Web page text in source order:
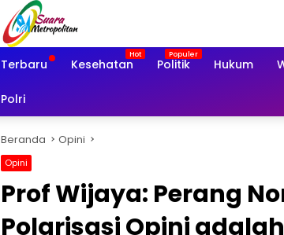
Terbaru Kesehatan Politik Hukum
Polri
Beranda Opini
Opini
Prof Wijaya: Perang
Polarisasi Opini